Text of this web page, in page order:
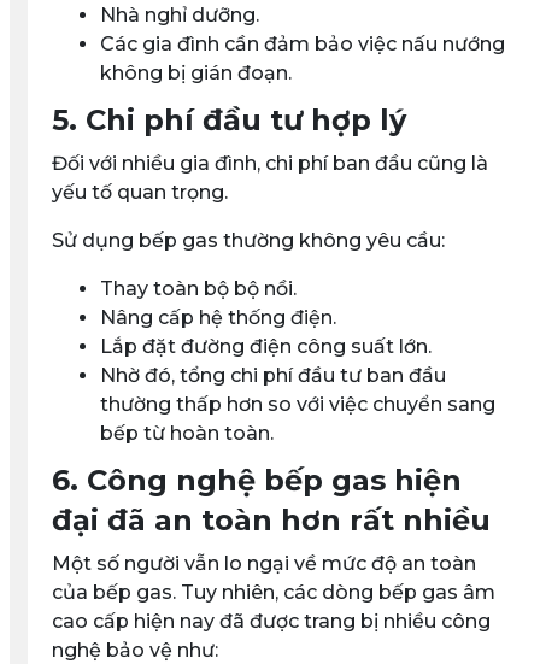
Nhà nghỉ dưỡng.
Các gia đình cần đảm bảo việc nấu nướng
không bị gián đoạn.
5. Chi phí đầu tư hợp lý
Đối với nhiều gia đình, chi phí ban đầu cũng là
yếu tố quan trọng.
Sử dụng bếp gas thường không yêu cầu:
Thay toàn bộ bộ nồi.
Nâng cấp hệ thống điện.
Lắp đặt đường điện công suất lớn.
Nhờ đó, tổng chi phí đầu tư ban đầu
thường thấp hơn so với việc chuyển sang
bếp từ hoàn toàn.
6. Công nghệ bếp gas hiện
đại đã an toàn hơn rất nhiều
Một số người vẫn lo ngại về mức độ an toàn
của bếp gas. Tuy nhiên, các dòng bếp gas âm
cao cấp hiện nay đã được trang bị nhiều công
nghệ bảo vệ như: